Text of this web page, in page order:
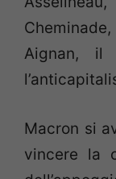
Aignan, il
Macron si
vincere la